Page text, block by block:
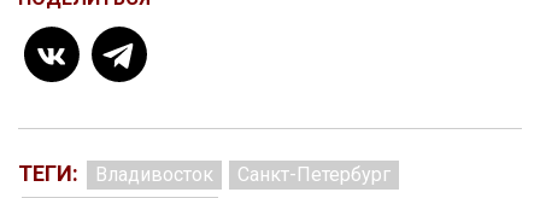
ТЕГИ: Владивосток
Санкт-Петербург